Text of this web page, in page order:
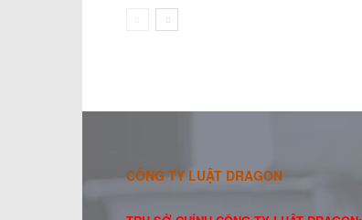
CÔNG TY LUẬT DRAGON